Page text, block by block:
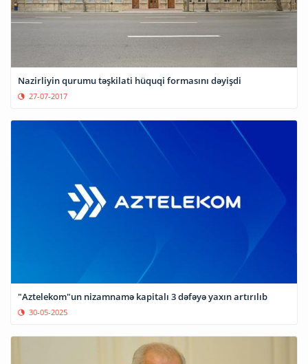
Nazirliyin qurumu təşkilati hüquqi formasını dəyişdi
27-07-2017
"Aztelekom"un nizamnamə kapitalı 3 dəfəyə yaxın artırılıb
30-05-2025